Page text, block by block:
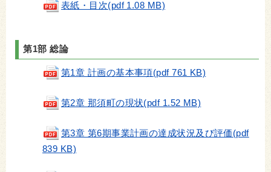
表紙・目次(pdf 1.08 MB)
第1部 総論
第1章 計画の基本事項(pdf 761 KB)
第2章 那須町の現状(pdf 1.52 MB)
第3章 第6期事業計画の達成状況及び評価(pdf
839 KB)